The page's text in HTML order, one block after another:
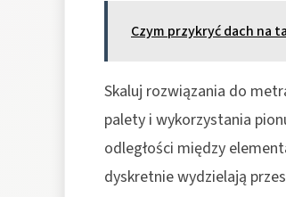
Czym przykryć dach na
Skaluj rozwiązania do
palety i wykorzystania
odległości między
dyskretnie wydzielają